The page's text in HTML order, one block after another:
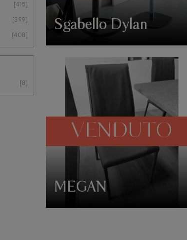
415
399
408
8
Sgabello Dylan
VENDUTO
MEGAN